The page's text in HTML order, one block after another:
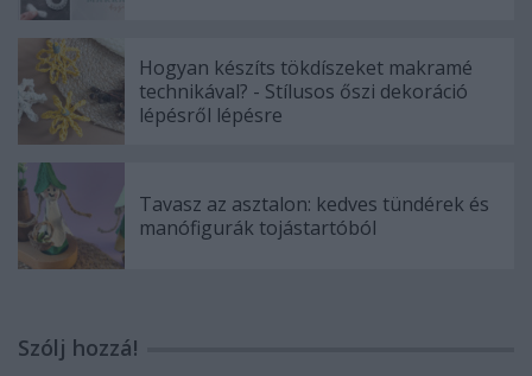
Hogyan készíts tökdíszeket makramé
technikával? - Stílusos őszi dekoráció
lépésről lépésre
Tavasz az asztalon: kedves tündérek és
manófigurák tojástartóból
Szólj hozzá!